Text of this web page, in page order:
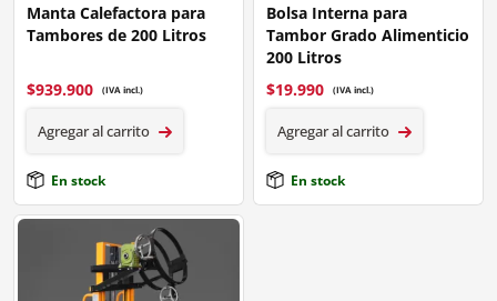
Manta Calefactora para
Tambores de 200 Litros
$939.900 (IVA incl.)
Agregar al carrito
En stock
Bolsa Interna para
Tambor Grado Alimenticio
200 Litros
$19.990 (IVA incl.)
Agregar al carrito
En stock